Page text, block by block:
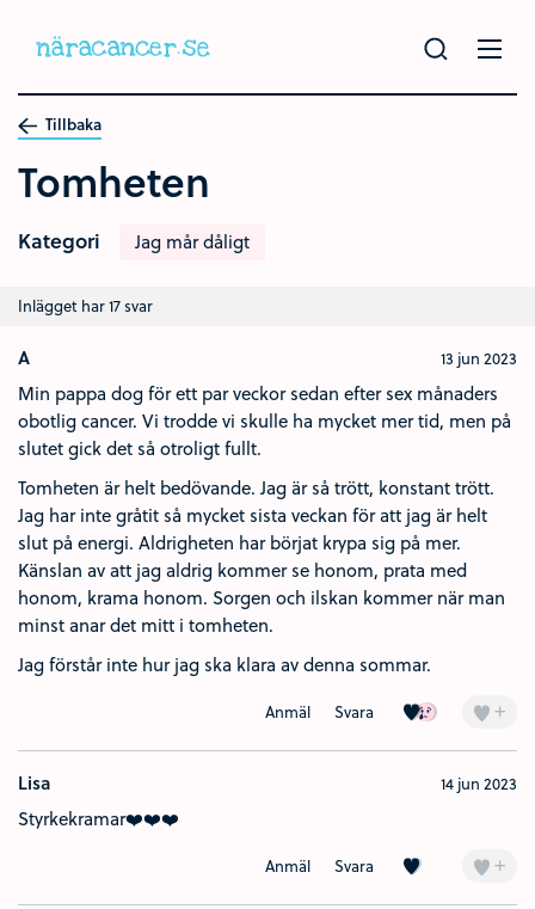
Tillbaka
Tomheten
Kategori Jag mår dåligt
Inlägget har 17 svar
A 13 jun 2023
Min pappa dog för ett par veckor sedan efter sex månaders
obotlig cancer. Vi trodde vi skulle ha mycket mer tid, men på
slutet gick det så otroligt fullt.
Tomheten är helt bedövande. Jag är så trött, konstant trött.
Jag har inte gråtit så mycket sista veckan för att jag är helt
slut på energi. Aldrigheten har börjat krypa sig på mer.
Känslan av att jag aldrig kommer se honom, prata med
honom, krama honom. Sorgen och ilskan kommer när man
minst anar det mitt i tomheten.
Jag förstår inte hur jag ska klara av denna sommar.
Anmäl Svara Kärlek (14)
Ledsen (2)+
Lisa 14 jun 2023
Styrkekramar❤️❤️❤️
Anmäl Svara Kärlek (2) +